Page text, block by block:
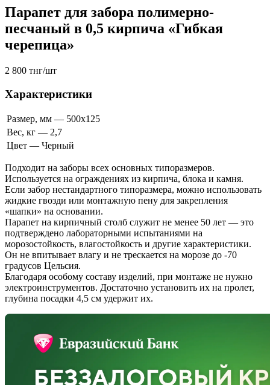
Парапет для забора полимерно-
песчаный в 0,5 кирпича «Гибкая
черепица»
2 800 тнг/шт
Характеристики
Размер, мм — 500x125
Вес, кг — 2,7
Цвет — Черный
Подходит на заборы всех основных типоразмеров.
Используется на ограждениях из кирпича, блока и камня.
Если забор нестандартного типоразмера, можно использовать
жидкие гвозди или монтажную пену для закрепления
«шапки» на основании.
Парапет на кирпичный столб служит не менее 50 лет — это
подтверждено лабораторными испытаниями на
морозостойкость, влагостойкость и другие характеристики.
Он не впитывает влагу и не трескается на морозе до -70
градусов Цельсия.
Благодаря особому составу изделий, при монтаже не нужно
электроинструментов. Достаточно установить их на пролет,
глубина посадки 4,5 см удержит их.